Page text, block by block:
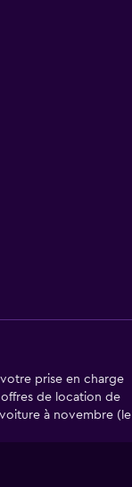
prise en charge
de location de
à novembre (le